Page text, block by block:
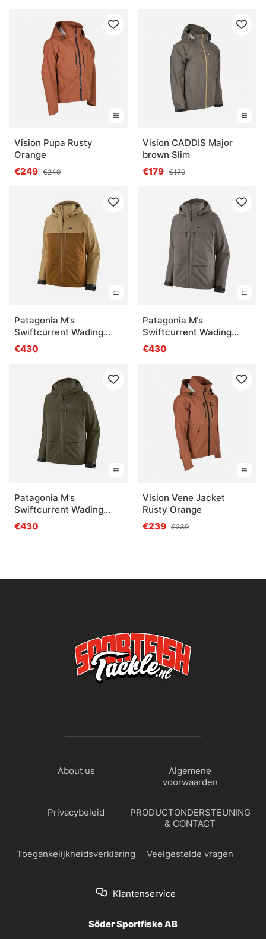
Vision Pupa Rusty
Orange
€249 €249
Vision CADDIS Major
brown Slim
€179 €179
Patagonia M's
Swiftcurrent Wading
Jacket WLFB
€430
Patagonia M's
Swiftcurrent Wading
Jacket NGRY
€430
Patagonia M's
Swiftcurrent Wading
Jacket PNGR
€430
Vision Vene Jacket
Rusty Orange
€239 €239
About us
Algemene
voorwaarden
Privacybeleid
PRODUCTONDERSTEUNING
& CONTACT
Toegankelijkheidsverklaring Veelgestelde vragen
Klantenservice
Söder Sportfiske AB